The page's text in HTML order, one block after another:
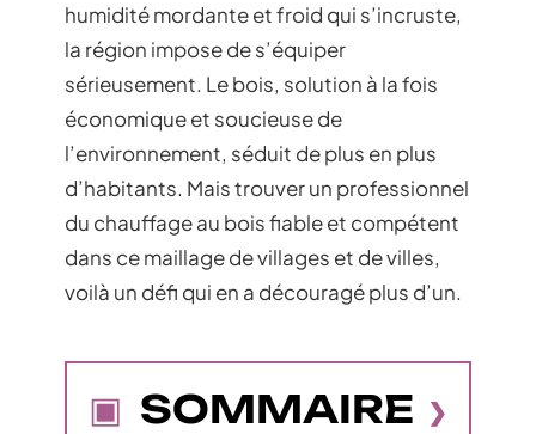
humidité mordante et froid qui s’incruste,
la région impose de s’équiper
sérieusement. Le bois, solution à la fois
économique et soucieuse de
l’environnement, séduit de plus en plus
d’habitants. Mais trouver un professionnel
du chauffage au bois fiable et compétent
dans ce maillage de villages et de villes,
voilà un défi qui en a découragé plus d’un.
SOMMAIRE